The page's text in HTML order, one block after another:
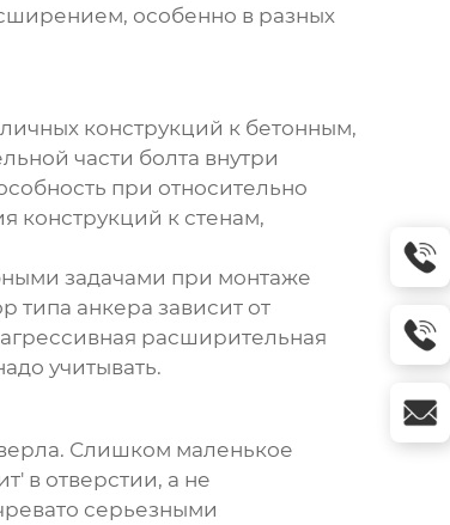
особенно в разных
конструкций к бетонным,
части болта внутри
при относительно
конструкций к стенам,
задачами при монтаже
анкера зависит от
расширительная
учитывать.
Слишком маленькое
в отверстии, а не
серьезными